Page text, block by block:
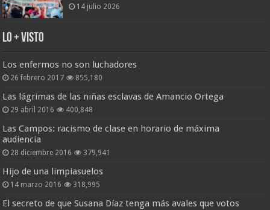
14 julio 2026
Lo + Visto
Los enfermos no son luchadores
26 febrero 2017 855,180
Las lágrimas de las niñas esclavas de Amancio Ortega
29 abril 2016 400,848
Las Campos: racismo de clase en horario de máxima
audiencia
28 diciembre 2016 379,941
Hijo de una limpiasuelos
14 marzo 2016 318,995
El secreto de que Susana Díaz tenga más avales que votos